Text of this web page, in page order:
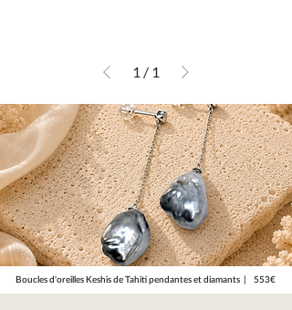
1 / 1
Boucles d'oreilles Keshis de Tahiti pendantes et diamants | 553€